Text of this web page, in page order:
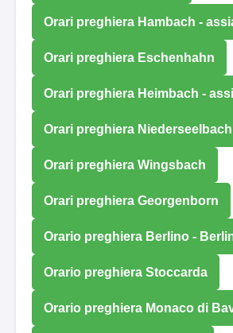
Orari preghiera Hambach -
Orari preghiera Eschenhahn
Orari preghiera Heimbach -
Orari preghiera Niederseelbach
Orari preghiera Wingsbach
Orari preghiera Georgenborn
Orario preghiera Berlino -
Orario preghiera Stoccarda
Orario preghiera Monaco di